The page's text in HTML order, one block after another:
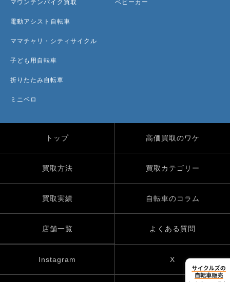
マウンテンバイク買取
電動アシスト自転車
ママチャリ・シティサイクル
子ども用自転車
折りたたみ自転車
ミニベロ
ベビーカー
トップ 高価買取のワケ
買取方法 買取カテゴリー
買取実績 自転車のコラム
店舗一覧 よくある質問
Instagram X